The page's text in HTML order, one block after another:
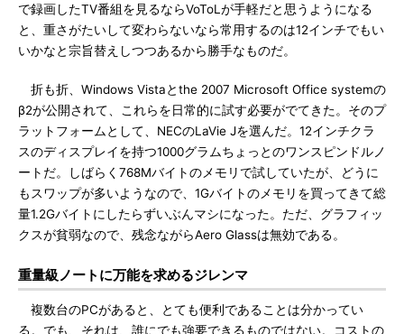
で録画したTV番組を見るならVoToLが手軽だと思うようになる
と、重さがたいして変わらないなら常用するのは12インチでもい
いかなと宗旨替えしつつあるから勝手なものだ。
折も折、Windows Vistaとthe 2007 Microsoft Office systemの
β2が公開されて、これらを日常的に試す必要がでてきた。そのプ
ラットフォームとして、NECのLaVie Jを選んだ。12インチクラ
スのディスプレイを持つ1000グラムちょっとのワンスピンドルノ
ートだ。しばらく768Mバイトのメモリで試していたが、どうに
もスワップが多いようなので、1Gバイトのメモリを買ってきて総
量1.2Gバイトにしたらずいぶんマシになった。ただ、グラフィッ
クスが貧弱なので、残念ながらAero Glassは無効である。
重量級ノートに万能を求めるジレンマ
複数台のPCがあると、とても便利であることは分かってい
る。でも、それは、誰にでも強要できるものではない。コストの